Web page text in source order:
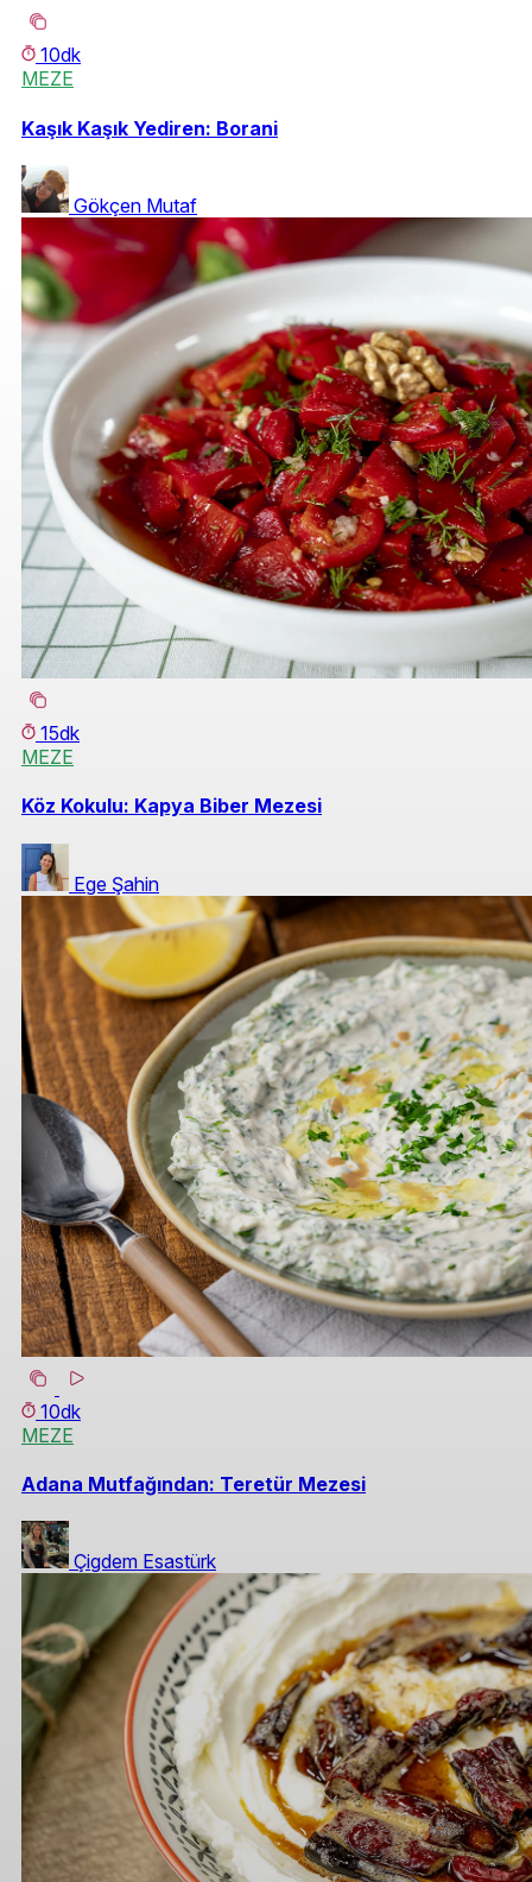
10dk
MEZE
Kaşık Kaşık Yediren: Borani
Gökçen Mutaf
15dk
MEZE
Köz Kokulu: Kapya Biber Mezesi
Ege Şahin
10dk
MEZE
Adana Mutfağından: Teretür Mezesi
Çigdem Esastürk